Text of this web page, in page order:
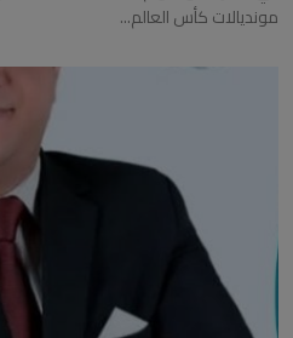
مونديالات كأس العالم...